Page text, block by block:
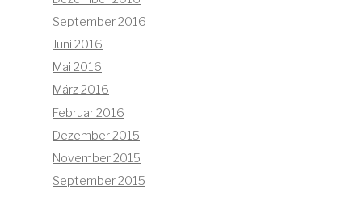
September 2016
Juni 2016
Mai 2016
März 2016
Februar 2016
Dezember 2015
November 2015
September 2015